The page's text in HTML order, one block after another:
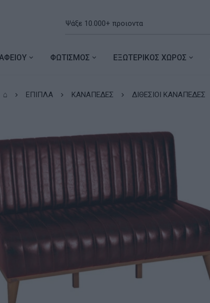
ΦΩΤΙΣΜΟΣ ΕΞΩΤΕΡΙΚΟΣ ΧΩΡΟΣ
⌂ ΕΠΙΠΛΑ ΚΑΝΑΠΕΔΕΣ ΔΙΘΕΣΙΟΙ ΚΑΝΑΠΕΔΕΣ